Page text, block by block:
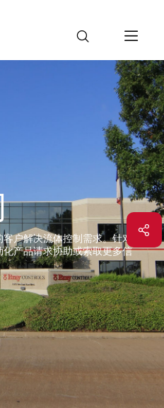
户解决流体控制需求。针对
产品请求协助或索取更多信